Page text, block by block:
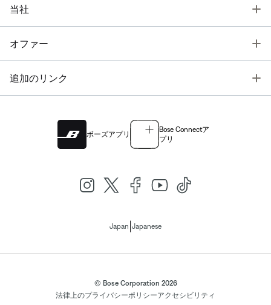
当社
オファー
追加のリンク
ボーズアプリ
Bose Connectア
プリ
Japan Japanese
© Bose Corporation 2026
法律上のプライバシーポリシーアクセシビリティ